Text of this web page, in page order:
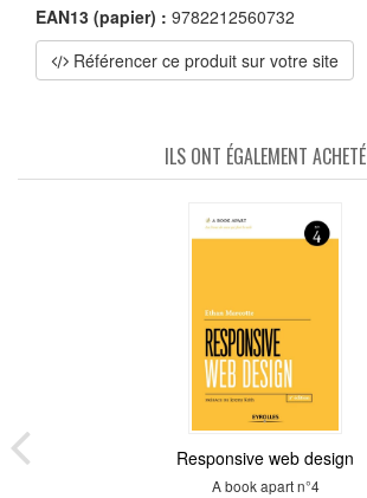
EAN13 (papier) : 9782212560732
Référencer ce produit sur votre site
ILS ONT ÉGALEMENT ACHETÉ
Responsive web design
A book apart n°4